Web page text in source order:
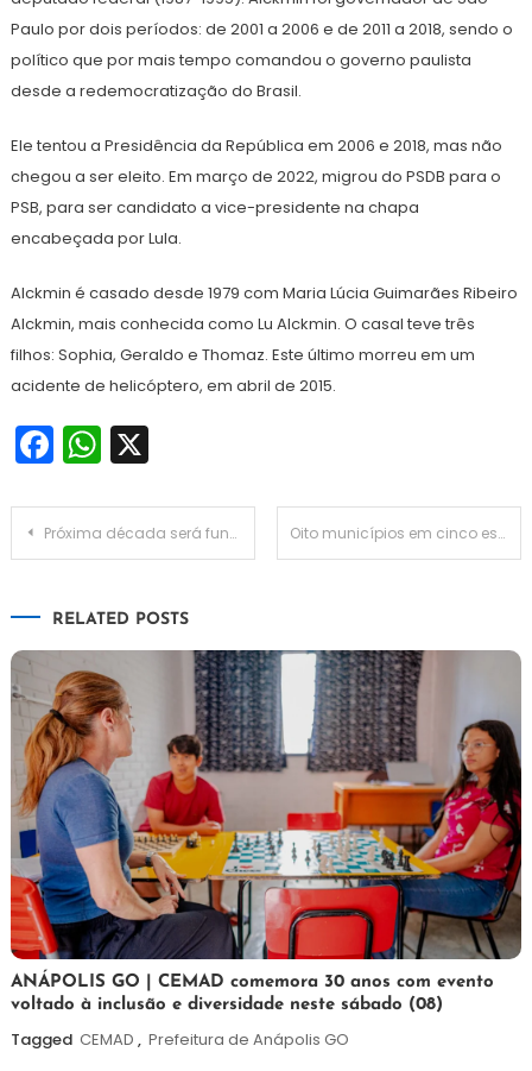
Paulo por dois períodos: de 2001 a 2006 e de 2011 a 2018, sendo o
político que por mais tempo comandou o governo paulista
desde a redemocratização do Brasil.
Ele tentou a Presidência da República em 2006 e 2018, mas não
chegou a ser eleito. Em março de 2022, migrou do PSDB para o
PSB, para ser candidato a vice-presidente na chapa
encabeçada por Lula.
Alckmin é casado desde 1979 com Maria Lúcia Guimarães Ribeiro
Alckmin, mais conhecida como Lu Alckmin. O casal teve três
filhos: Sophia, Geraldo e Thomaz. Este último morreu em um
acidente de helicóptero, em abril de 2015.
Facebook
WhatsApp
X
Navegação
Próxima década será fundamental para o saneamento no Brasil Oito municípios em cinco estados brasileiros elegem novos prefeitos
RELATED POSTS
7
de
agosto
Maurilio
ANÁPOLIS GO | CEMAD comemora 30 anos com evento
voltado à inclusão e diversidade neste sábado (08)
Tagged CEMAD , Prefeitura de Anápolis GO